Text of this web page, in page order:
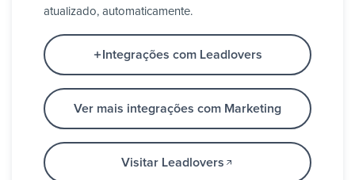
atualizado, automaticamente.
Integrações com Leadlovers
Ver mais integrações com Marketing
Visitar Leadlovers